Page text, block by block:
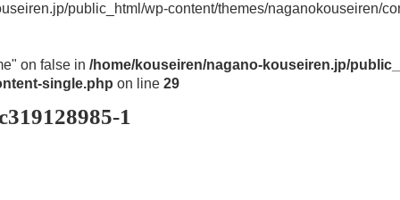
public_html/wp-content/themes/naganokouseiren/
on false in /home/kouseiren/nagano-kouseiren.jp/
single.php on line 29
1